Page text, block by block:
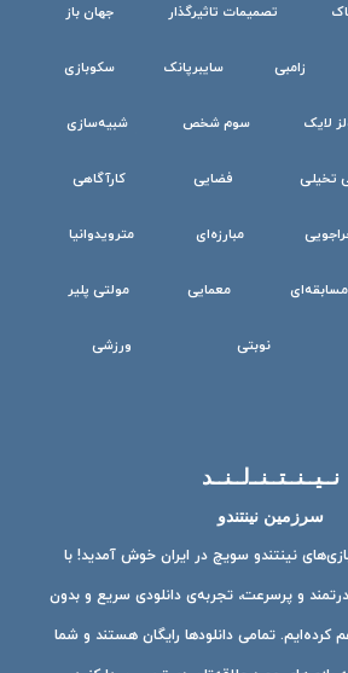
تصمیمات تاثیرگذار جهان باز
زامبی سایبرپانک سکوبازی
لایک سوم شخص شبیه‌سازی
تخیلی فضایی کارآگاهی
مبارزه‌ای مترویدوانیا
مسابقه‌ای معمایی مولتی پلیر
نوبتی ورزشی
نــیــنــتــنــ‌لــنــد
سرزمین نینتندو
نینتندو سویچ در ایران خوش آمدید! با
و پرسرعت، تجربه‌ی دانلودی سریع و بدون
کرده‌ایم. تمامی دانلودها رایگان هستند و شما